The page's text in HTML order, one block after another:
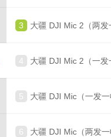
3
4 大疆 DJI Mic 2（一发
5 大疆 DJI Mic（一发一
6 大疆 DJI Mic（两发一